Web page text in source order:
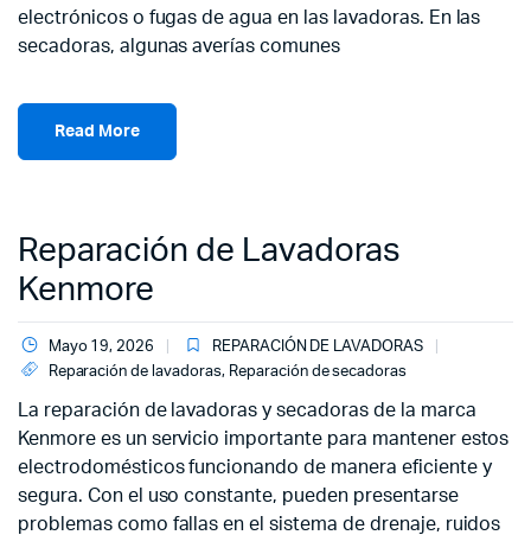
electrónicos o fugas de agua en las lavadoras. En las
secadoras, algunas averías comunes
Read More
Reparación de Lavadoras
Kenmore
Mayo 19, 2026
REPARACIÓN DE LAVADORAS
Reparación de lavadoras, Reparación de secadoras
La reparación de lavadoras y secadoras de la marca
Kenmore es un servicio importante para mantener estos
electrodomésticos funcionando de manera eficiente y
segura. Con el uso constante, pueden presentarse
problemas como fallas en el sistema de drenaje, ruidos